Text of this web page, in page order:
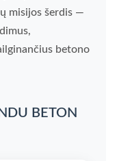
misijos šerdis —
betono
BETON